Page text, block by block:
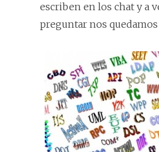
escriben en los chat y a
preguntar nos